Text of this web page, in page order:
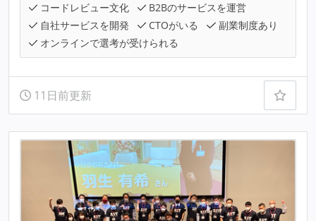
コードレビュー文化
B2Bのサービスを運営
自社サービスを開発
CTOがいる
副業制度あり
オンラインで選考が受けられる
11日前更新